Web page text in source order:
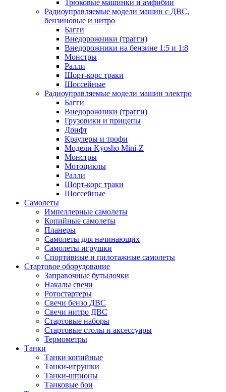
Трюковые машинки и амфибии
Радиоуправляемые модели машин с ДВС,
бензиновые и нитро
Багги
Внедорожники (трагги)
Внедорожники на бензине 1:5 и 1:8
Монстры
Ралли
Шорт-корс траки
Шоссейные
Радиоуправляемые модели машин электро
Багги
Внедорожники (трагги)
Грузовики и прицепы
Дрифт
Краулеры и трофи
Модели Kyosho Mini-Z
Монстры
Мотоциклы
Ралли
Шорт-корс траки
Шоссейные
Самолеты
Импеллерные самолеты
Копийные самолеты
Планеры
Самолеты для начинающих
Самолеты игрушки
Спортивные и пилотажные самолеты
Стартовое оборудование
Заправочные бутылочки
Накалы свечи
Ротостартеры
Свечи бензо ДВС
Свечи нитро ДВС
Стартовые наборы
Стартовые столы и аксессуары
Термометры
Танки
Танки копийные
Танки-игрушки
Танки-шпионы
Танковые бои